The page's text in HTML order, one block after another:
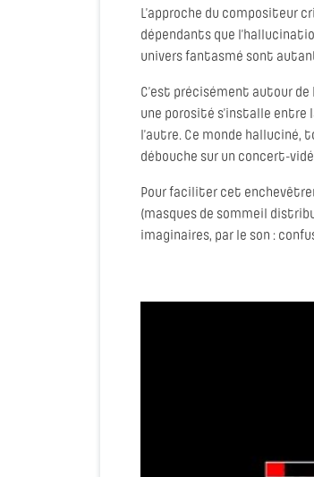
L’approche du compositeur
dépendants que
univers fantasmé sont
C’est précisément autour
une porosité s’installe entre
l’autre. Ce monde
débouche sur un concert-
Pour faciliter cet
(masques de sommeil
imaginaires, par le son :